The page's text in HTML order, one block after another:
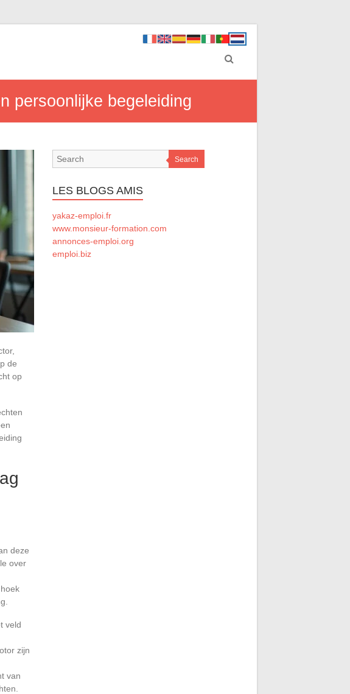
persoonlijke begeleiding
de
op
deze
over
veld
zijn
van
Search
LES BLOGS AMIS
yakaz-emploi.fr
www.monsieur-formation.com
annonces-emploi.org
emploi.biz